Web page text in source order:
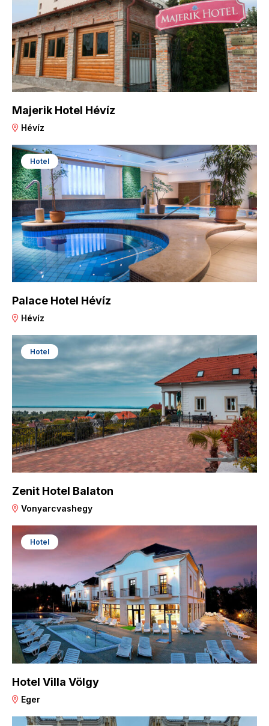
Majerik Hotel Hévíz
Hévíz
Hotel
Palace Hotel Hévíz
Hévíz
Hotel
Zenit Hotel Balaton
Vonyarcvashegy
Hotel
Hotel Villa Völgy
Eger